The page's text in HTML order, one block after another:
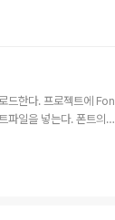
p
트 유의 - 한글지원
'테스트 테스트' 문자열
page = pdfLoade
드한다. 프로젝트에 Fon
파일을 넣는다. 폰트의
쓰면 된다. FontFamil